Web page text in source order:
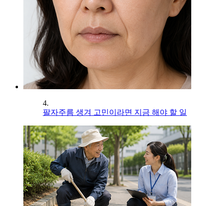
4.
팔자주름 생겨 고민이라면 지금 해야 할 일